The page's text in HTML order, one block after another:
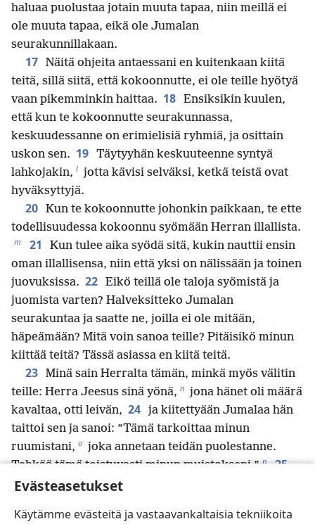
Evästeasetukset
Käytämme evästeitä ja vastaavankaltaisia tekniikoita
haluaa puolustaa jotain muuta tapaa, niin meillä ei
ole muuta tapaa, eikä ole Jumalan
seurakunnillakaan.
17 Näitä ohjeita antaessani en kuitenkaan kiitä
teitä, sillä siitä, että kokoonnutte, ei ole teille hyötyä
vaan pikemminkin haittaa. 18 Ensiksikin kuulen,
että kun te kokoonnutte seurakunnassa,
keskuudessanne on erimielisiä ryhmiä, ja osittain
uskon sen. 19 Täytyyhän keskuuteenne syntyä
lahkojakin, l jotta kävisi selväksi, ketkä teistä ovat
hyväksyttyjä.
20 Kun te kokoonnutte johonkin paikkaan, te ette
todellisuudessa kokoonnu syömään Herran illallista.
m 21
Kun tulee aika syödä sitä, kukin nauttii ensin
oman illallisensa, niin että yksi on nälissään ja toinen
juovuksissa. 22 Eikö teillä ole taloja syömistä ja
juomista varten? Halveksitteko Jumalan
seurakuntaa ja saatte ne, joilla ei ole mitään,
häpeämään? Mitä voin sanoa teille? Pitäisikö minun
kiittää teitä? Tässä asiassa en kiitä teitä.
23 Minä sain Herralta tämän, minkä myös välitin
teille: Herra Jeesus sinä yönä, n jona hänet oli määrä
kavaltaa, otti leivän, 24 ja kiitettyään Jumalaa hän
taittoi sen ja sanoi: ”Tämä tarkoittaa minun
ruumistani, o joka annetaan teidän puolestanne.
Tehkää tämä toistuvasti minun muistokseni.” p 25
Heidän nautittuaan illallisen hän toimi samoin myös
uutta liittoa, r joka tulee voimaan minun vereni